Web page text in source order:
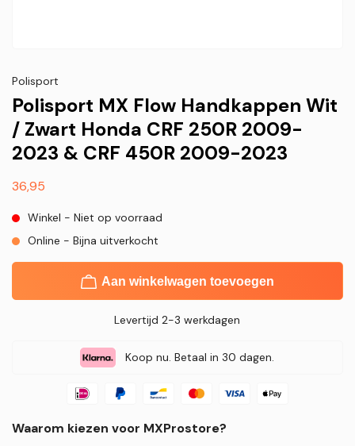
Polisport
Polisport MX Flow Handkappen Wit
/ Zwart Honda CRF 250R 2009-
2023 & CRF 450R 2009-2023
Normale
36,95
Winkel - Niet op voorraad
Online - Bijna uitverkocht
Aan winkelwagen toevoegen
Levertijd 2-3 werkdagen
Koop nu. Betaal in 30 dagen.
Waarom kiezen voor MXProstore?